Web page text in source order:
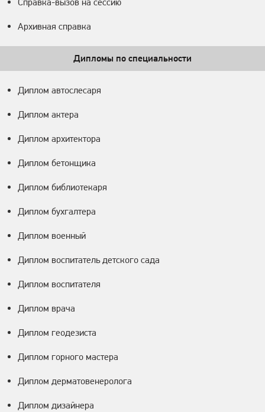
Архивная справка
Дипломы по специальности
Диплом автослесаря
Диплом актера
Диплом архитектора
Диплом бетонщика
Диплом библиотекаря
Диплом бухгалтера
Диплом военный
Диплом воспитатель детского сада
Диплом воспитателя
Диплом врача
Диплом геодезиста
Диплом горного мастера
Диплом дерматовенеролога
Диплом дизайнера